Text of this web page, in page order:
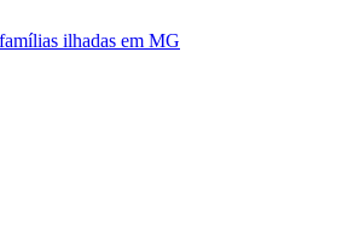
ilhadas em MG